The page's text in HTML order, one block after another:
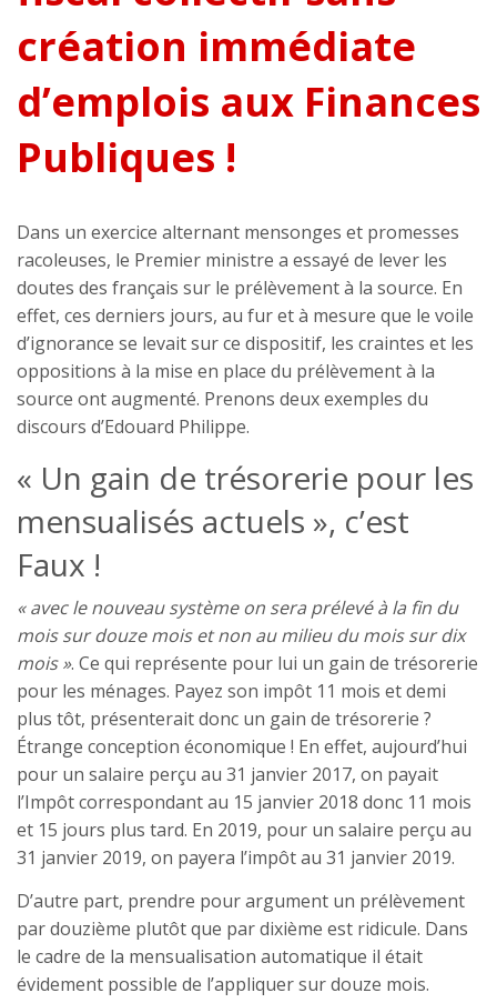
création immédiate
d’emplois aux Finances
Publiques !
Dans un exercice alternant mensonges et promesses
racoleuses, le Premier ministre a essayé de lever les
doutes des français sur le prélèvement à la source. En
effet, ces derniers jours, au fur et à mesure que le voile
d’ignorance se levait sur ce dispositif, les craintes et les
oppositions à la mise en place du prélèvement à la
source ont augmenté. Prenons deux exemples du
discours d’Edouard Philippe.
« Un gain de trésorerie pour les
mensualisés actuels », c’est
Faux !
« avec le nouveau système on sera prélevé à la fin du
mois sur douze mois et non au milieu du mois sur dix
mois ». Ce qui représente pour lui un gain de trésorerie
pour les ménages. Payez son impôt 11 mois et demi
plus tôt, présenterait donc un gain de trésorerie ?
Étrange conception économique ! En effet, aujourd’hui
pour un salaire perçu au 31 janvier 2017, on payait
l’Impôt correspondant au 15 janvier 2018 donc 11 mois
et 15 jours plus tard. En 2019, pour un salaire perçu au
31 janvier 2019, on payera l’impôt au 31 janvier 2019.
D’autre part, prendre pour argument un prélèvement
par douzième plutôt que par dixième est ridicule. Dans
le cadre de la mensualisation automatique il était
évidement possible de l’appliquer sur douze mois.